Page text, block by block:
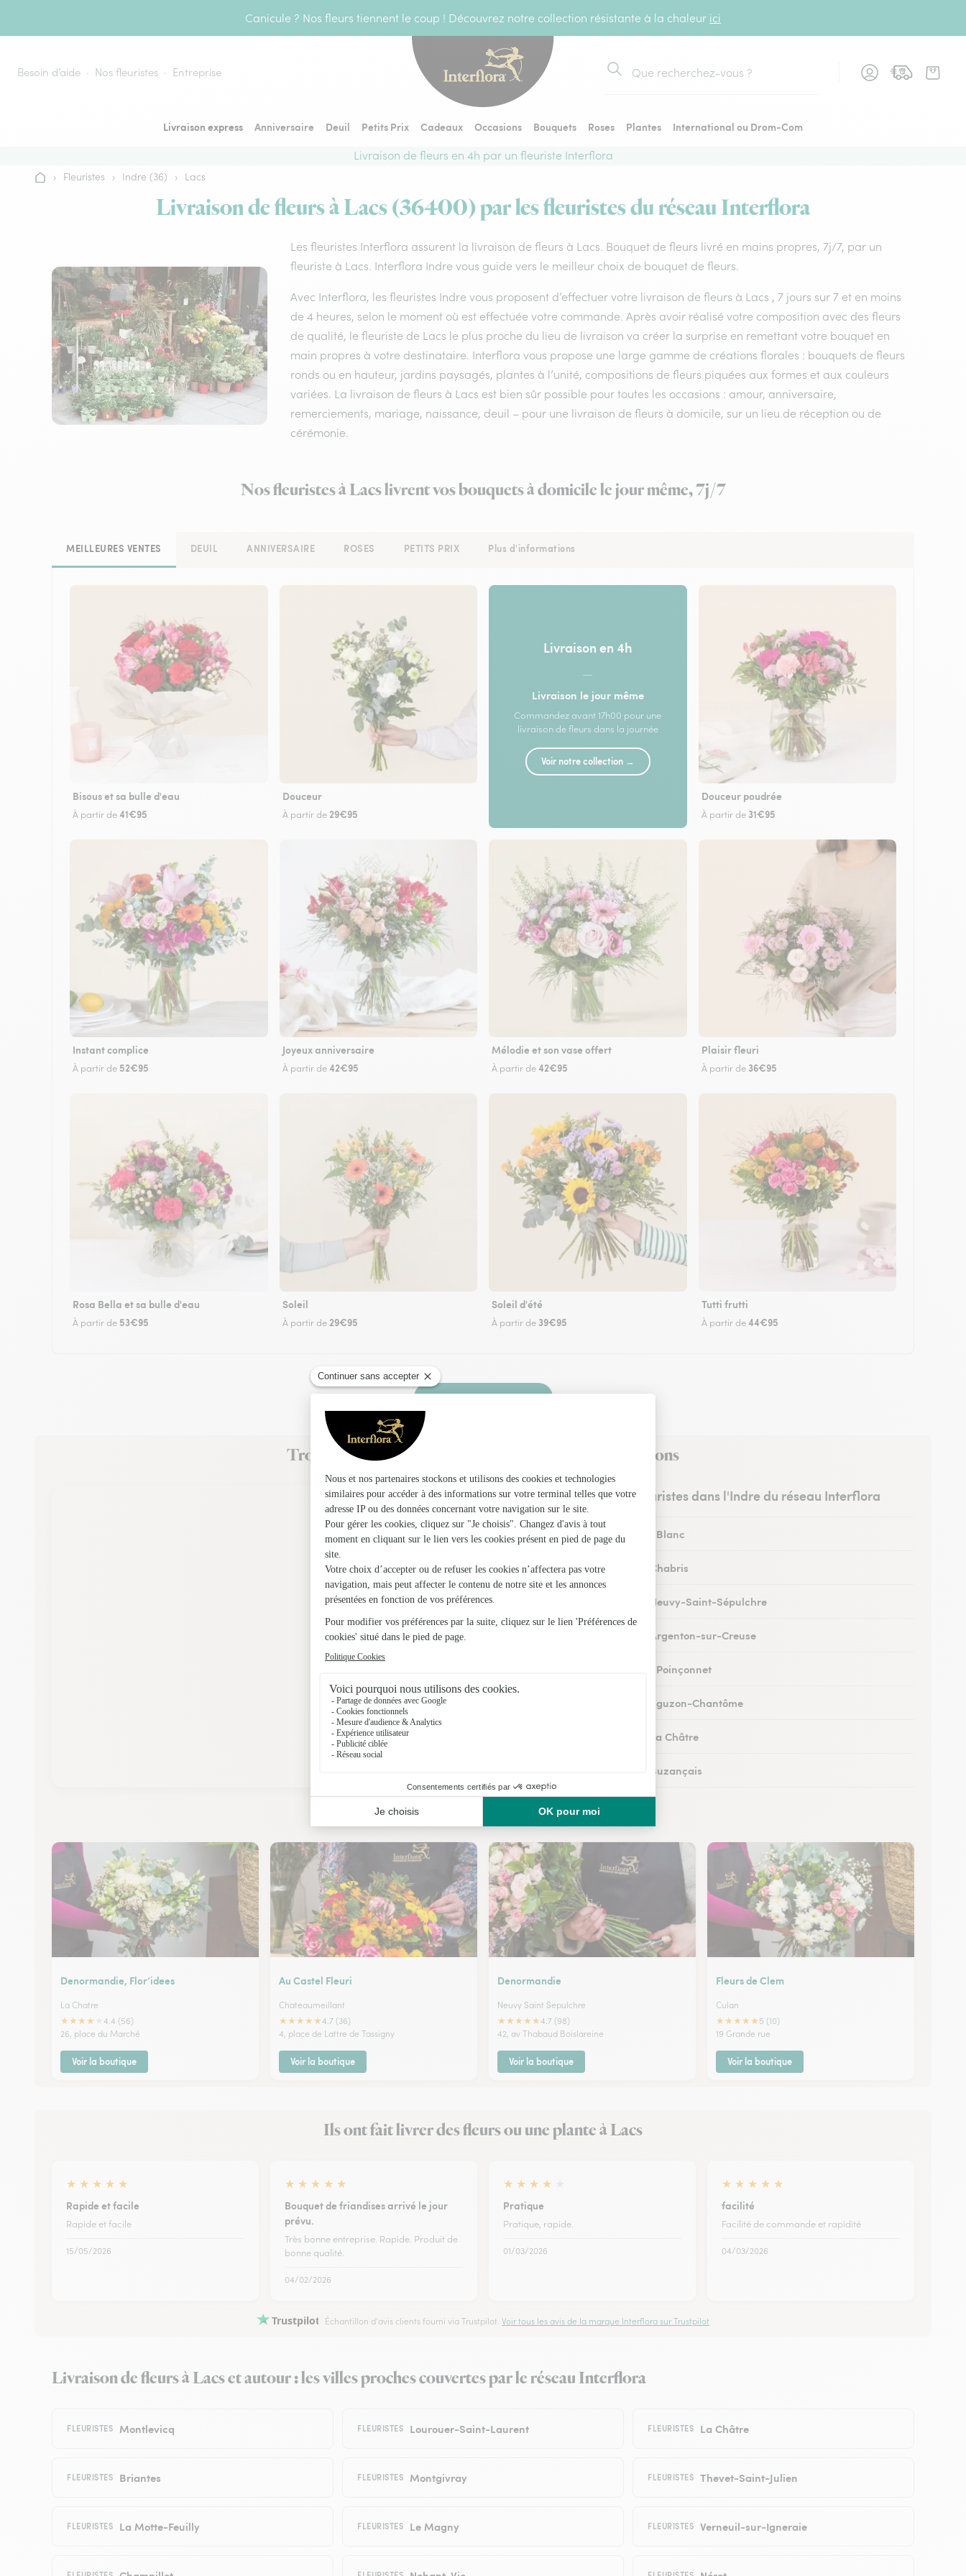
Canicule ? Nos fleurs tiennent le coup ! Découvrez notre collection résistante à la chaleur ici
Besoin d’aide Nos fleuristes Entreprise
Rechercher
Livraison express Anniversaire Deuil Petits Prix Cadeaux Occasions Bouquets Roses Plantes
International ou Drom-Com
Livraison de fleurs en 4h par un fleuriste Interflora
Accueil
› Fleuristes › Indre (36) › Lacs
Livraison de fleurs à Lacs (36400) par les fleuristes du réseau Interflora
Les fleuristes Interflora assurent la livraison de fleurs à Lacs. Bouquet de fleurs livré en mains propres, 7j/7, par un
fleuriste à Lacs. Interflora Indre vous guide vers le meilleur choix de bouquet de fleurs.
Avec Interflora, les fleuristes Indre vous proposent d’effectuer votre livraison de fleurs à Lacs , 7 jours sur 7 et en moins
de 4 heures, selon le moment où est effectuée votre commande. Après avoir réalisé votre composition avec des fleurs
de qualité, le fleuriste de Lacs le plus proche du lieu de livraison va créer la surprise en remettant votre bouquet en
main propres à votre destinataire. Interflora vous propose une large gamme de créations florales : bouquets de fleurs
ronds ou en hauteur, jardins paysagés, plantes à l’unité, compositions de fleurs piquées aux formes et aux couleurs
variées. La livraison de fleurs à Lacs est bien sûr possible pour toutes les occasions : amour, anniversaire,
remerciements, mariage, naissance, deuil – pour une livraison de fleurs à domicile, sur un lieu de réception ou de
cérémonie.
Nos fleuristes à Lacs livrent vos bouquets à domicile le jour même, 7j/7
MEILLEURES VENTES DEUIL ANNIVERSAIRE ROSES PETITS PRIX Plus d'informations
Bisous et sa bulle d'eau
À partir de41€95
Douceur
À partir de 29€95
Livraison en 4h
—
Livraison le jour même
Commandez avant 17h00 pour une
livraison de fleurs dans la journée
Voir notre collection →
Douceur poudrée
À partir de 31€95
Instant complice
À partir de 52€95
Joyeux anniversaire
À partir de42€95
Mélodie et son vase offert
À partir de42€95
Plaisir fleuri
À partir de 36€95
Rosa Bella et sa bulle d'eau
À partir de 53€95
Soleil
À partir de 29€95
Soleil d'été
À partir de 39€95
Tutti frutti
À partir de44€95
Faire livrer des fleurs
Trouvez un fleuriste Interflora à Lacs et dans ses environs
Les fleuristes dans l'Indre du réseau Interflora
Fleuristes au Blanc
Fleuristes à Chabris
Fleuristes à Neuvy-Saint-Sépulchre
Fleuristes à Argenton-sur-Creuse
Fleuristes au Poinçonnet
Fleuristes à Éguzon-Chantôme
Fleuristes à La Châtre
Fleuristes à Buzançais
Nos fleuristes à Lacs
Denormandie, Flor’idees
La Chatre
★★★★
4.4 (56)
26, place du Marché
Voir la boutique
Au Castel Fleuri
Chateaumeillant
★★★★★4.7 (36)
4, place de Lattre de Tassigny
Voir la boutique
Denormandie
Neuvy Saint Sepulchre
★★★★★4.7 (98)
42, av Thabaud Boislareine
Voir la boutique
Fleurs de Clem
Culan
★★★★★ 5 (10)
19 Grande rue
Voir la boutique
Ils ont fait livrer des fleurs ou une plante à Lacs
★ ★ ★ ★ ★
Rapide et facile
Rapide et facile
15/05/2026
★ ★ ★ ★ ★
Bouquet de friandises arrivé le jour
prévu.
Très bonne entreprise. Rapide. Produit de
bonne qualité.
04/02/2026
★ ★ ★ ★
Pratique
Pratique, rapide.
01/03/2026
★ ★ ★ ★ ★
facilité
Facilité de commande et rapidité
04/03/2026
Trustpilot Échantillon d'avis clients fourni via Trustpilot.Voir tous les avis de la marque Interflora sur Trustpilot
Livraison de fleurs à Lacs et autour : les villes proches couvertes par le réseau Interflora
FLEURISTES Montlevicq FLEURISTES Lourouer-Saint-Laurent FLEURISTES La Châtre
FLEURISTES Briantes FLEURISTES Montgivray FLEURISTES Thevet-Saint-Julien
FLEURISTES La Motte-Feuilly FLEURISTES Le Magny FLEURISTES Verneuil-sur-Igneraie